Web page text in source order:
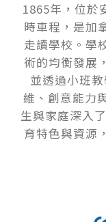
1865年，位於
時車程，是加
走讀學校。學
術的均衡發展
並透過小班
維、創意能力
生與家庭深入
育特色與資源